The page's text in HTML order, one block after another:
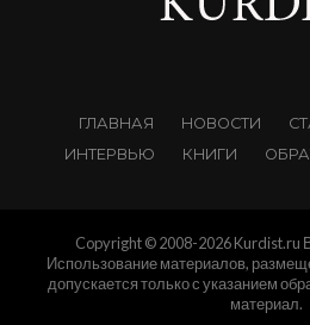
ГЛАВНАЯ НОВОСТИ
ИНТЕРВЬЮ
КНИГИ
Copyright © 2008-2026 Kurdist.ru
Использование материалов,
допускается только с указанием
материал.